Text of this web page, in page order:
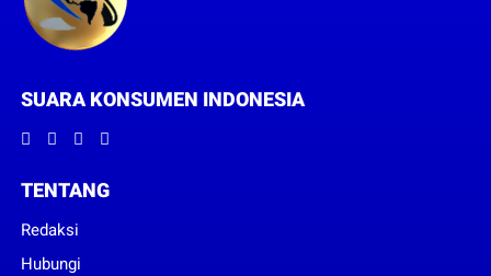
SUARA KONSUMEN INDONESIA
TENTANG
Redaksi
Hubungi